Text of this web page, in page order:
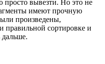
вывезти. Но это не
имеют прочную
произведены,
правильной сортировке и